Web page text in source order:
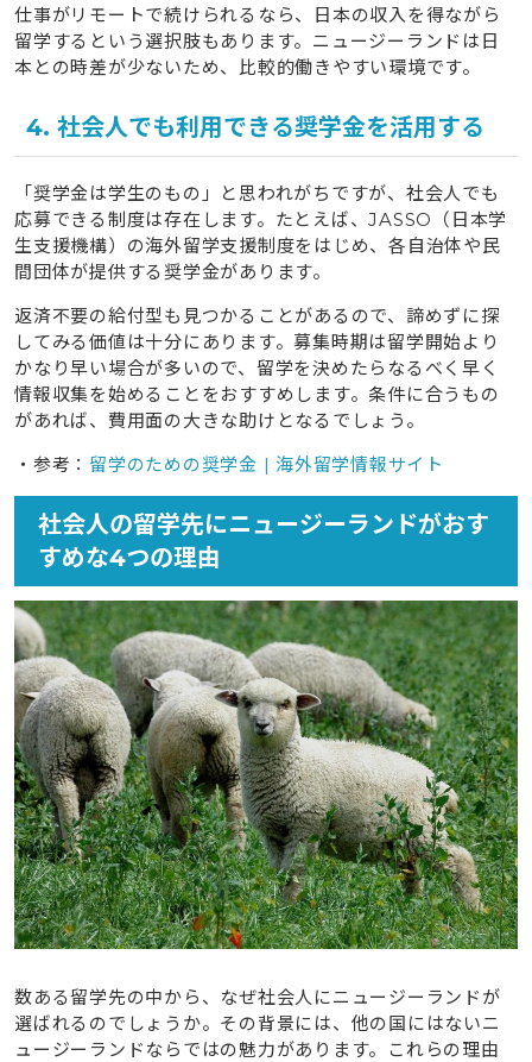
仕事がリモートで続けられるなら、日本の収入を得ながら
留学するという選択肢もあります。ニュージーランドは日
本との時差が少ないため、比較的働きやすい環境です。
4. 社会人でも利用できる奨学金を活用する
「奨学金は学生のもの」と思われがちですが、社会人でも
応募できる制度は存在します。たとえば、JASSO（日本学
生支援機構）の海外留学支援制度をはじめ、各自治体や民
間団体が提供する奨学金があります。
返済不要の給付型も見つかることがあるので、諦めずに探
してみる価値は十分にあります。募集時期は留学開始より
かなり早い場合が多いので、留学を決めたらなるべく早く
情報収集を始めることをおすすめします。条件に合うもの
があれば、費用面の大きな助けとなるでしょう。
・参考： 留学のための奨学金 | 海外留学情報サイト
社会人の留学先にニュージーランドがおす
すめな4つの理由
数ある留学先の中から、なぜ社会人にニュージーランドが
選ばれるのでしょうか。その背景には、他の国にはないニ
ュージーランドならではの魅力があります。これらの理由